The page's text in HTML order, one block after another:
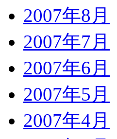
2007年8月
2007年7月
2007年6月
2007年5月
2007年4月